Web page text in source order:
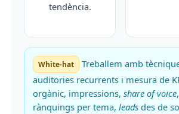
tendència.
White-hat Treballem amb
auditories recurrents i mesura de
orgànic, impressions, share of voice
rànquings per tema, leads des de